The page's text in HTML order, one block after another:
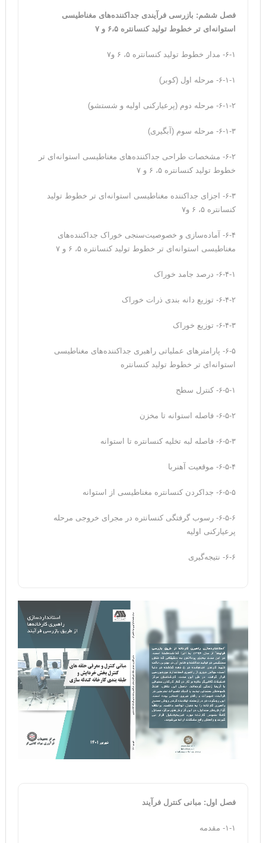
فصل ششم: بازرسی فرآیندی جداکننده‌های مغناطیسی
استوانه‌ای تر خطوط تولید کنسانتره ۶،۵ و ۷
۶-۱- مدار خطوط تولید کنسانتره ۵، ۶ و۷
۶-۱-۱- مرحله اول (کوبر)
۶-۱-۲- مرحله دوم (پرعیارکنی اولیه و شستشو)
۶-۱-۳- مرحله سوم (آبگیری)
۶-۲- مشخصات طراحی جداکننده‌های مغناطیسی استوانه‌ای تر
خطوط تولید کنسانتره ۵، ۶ و ۷
۶-۳- اجزای جداکننده مغناطیسی استوانه‌ای تر خطوط تولید
کنسانتره ۵، ۶ و۷
۶-۴- آماده‌سازی و خصوصیت‌سنجی خوراک جداکننده‌های
مغناطیسی استوانه‌ای تر خطوط تولید کنسانتره ۵، ۶ و ۷
۶-۴-۱- درصد جامد خوراک
۶-۴-۲- توزیع دانه بندی ذرات خوراک
۶-۴-۳- توزیع خوراک
۶-۵- پارامترهای عملیاتی راهبری جداکننده‌های مغناطیسی
استوانه‌ای تر خطوط تولید کنسانتره
۶-۵-۱- کنترل سطح
۶-۵-۲- فاصله استوانه تا مخزن
۶-۵-۳- فاصله لبه تخلیه کنسانتره تا استوانه
۶-۵-۴- موقعیت آهنربا
۶-۵-۵- جداکردن کنسانتره مغناطیسی از استوانه
۶-۵-۶- رسوب‌ گرفتگی کنسانتره در مجرای خروجی مرحله
پرعیارکنی اولیه
۶-۶- نتیجه‌گیری
فصل اول: مبانی کنترل فرآیند
۱-۱- مقدمه